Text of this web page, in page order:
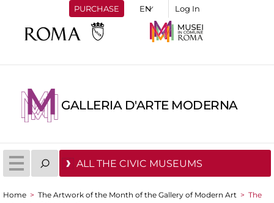
PURCHASE Log In
GALLERIA D'ARTE MODERNA
ALL THE CIVIC MUSEUMS
Home > The Artwork of the Month of the Gallery of Modern Art > The